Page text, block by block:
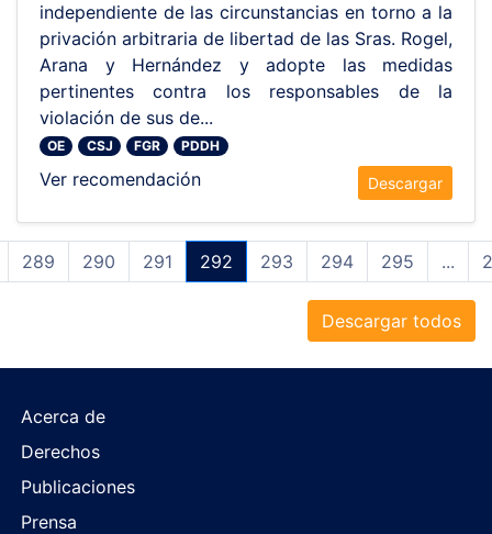
independiente de las circunstancias en torno a la
privación arbitraria de libertad de las Sras. Rogel,
Arana y Hernández y adopte las medidas
pertinentes contra los responsables de la
violación de sus de...
OE CSJ FGR PDDH
Ver recomendación Descargar
289 290 291 292 293 294 295 ...
Descargar todos
Acerca de
Derechos
Publicaciones
Prensa